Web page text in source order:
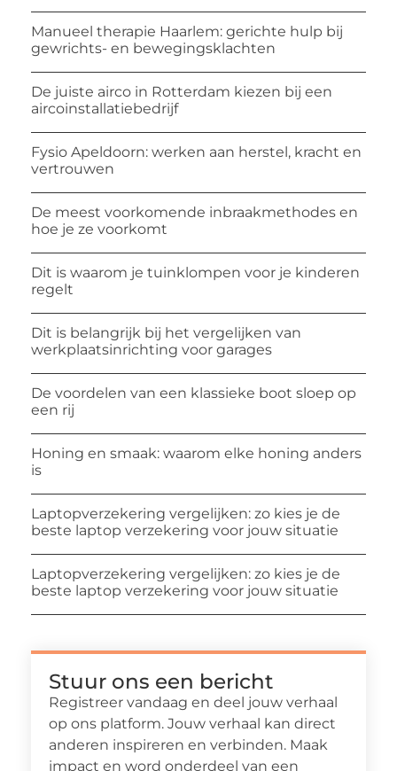
Manueel therapie Haarlem: gerichte hulp bij
gewrichts- en bewegingsklachten
De juiste airco in Rotterdam kiezen bij een
aircoinstallatiebedrijf
Fysio Apeldoorn: werken aan herstel, kracht en
vertrouwen
De meest voorkomende inbraakmethodes en
hoe je ze voorkomt
Dit is waarom je tuinklompen voor je kinderen
regelt
Dit is belangrijk bij het vergelijken van
werkplaatsinrichting voor garages
De voordelen van een klassieke boot sloep op
een rij
Honing en smaak: waarom elke honing anders
is
Laptopverzekering vergelijken: zo kies je de
beste laptop verzekering voor jouw situatie
Laptopverzekering vergelijken: zo kies je de
beste laptop verzekering voor jouw situatie
Stuur ons een bericht
Registreer vandaag en deel jouw verhaal
op ons platform. Jouw verhaal kan direct
anderen inspireren en verbinden. Maak
impact en word onderdeel van een